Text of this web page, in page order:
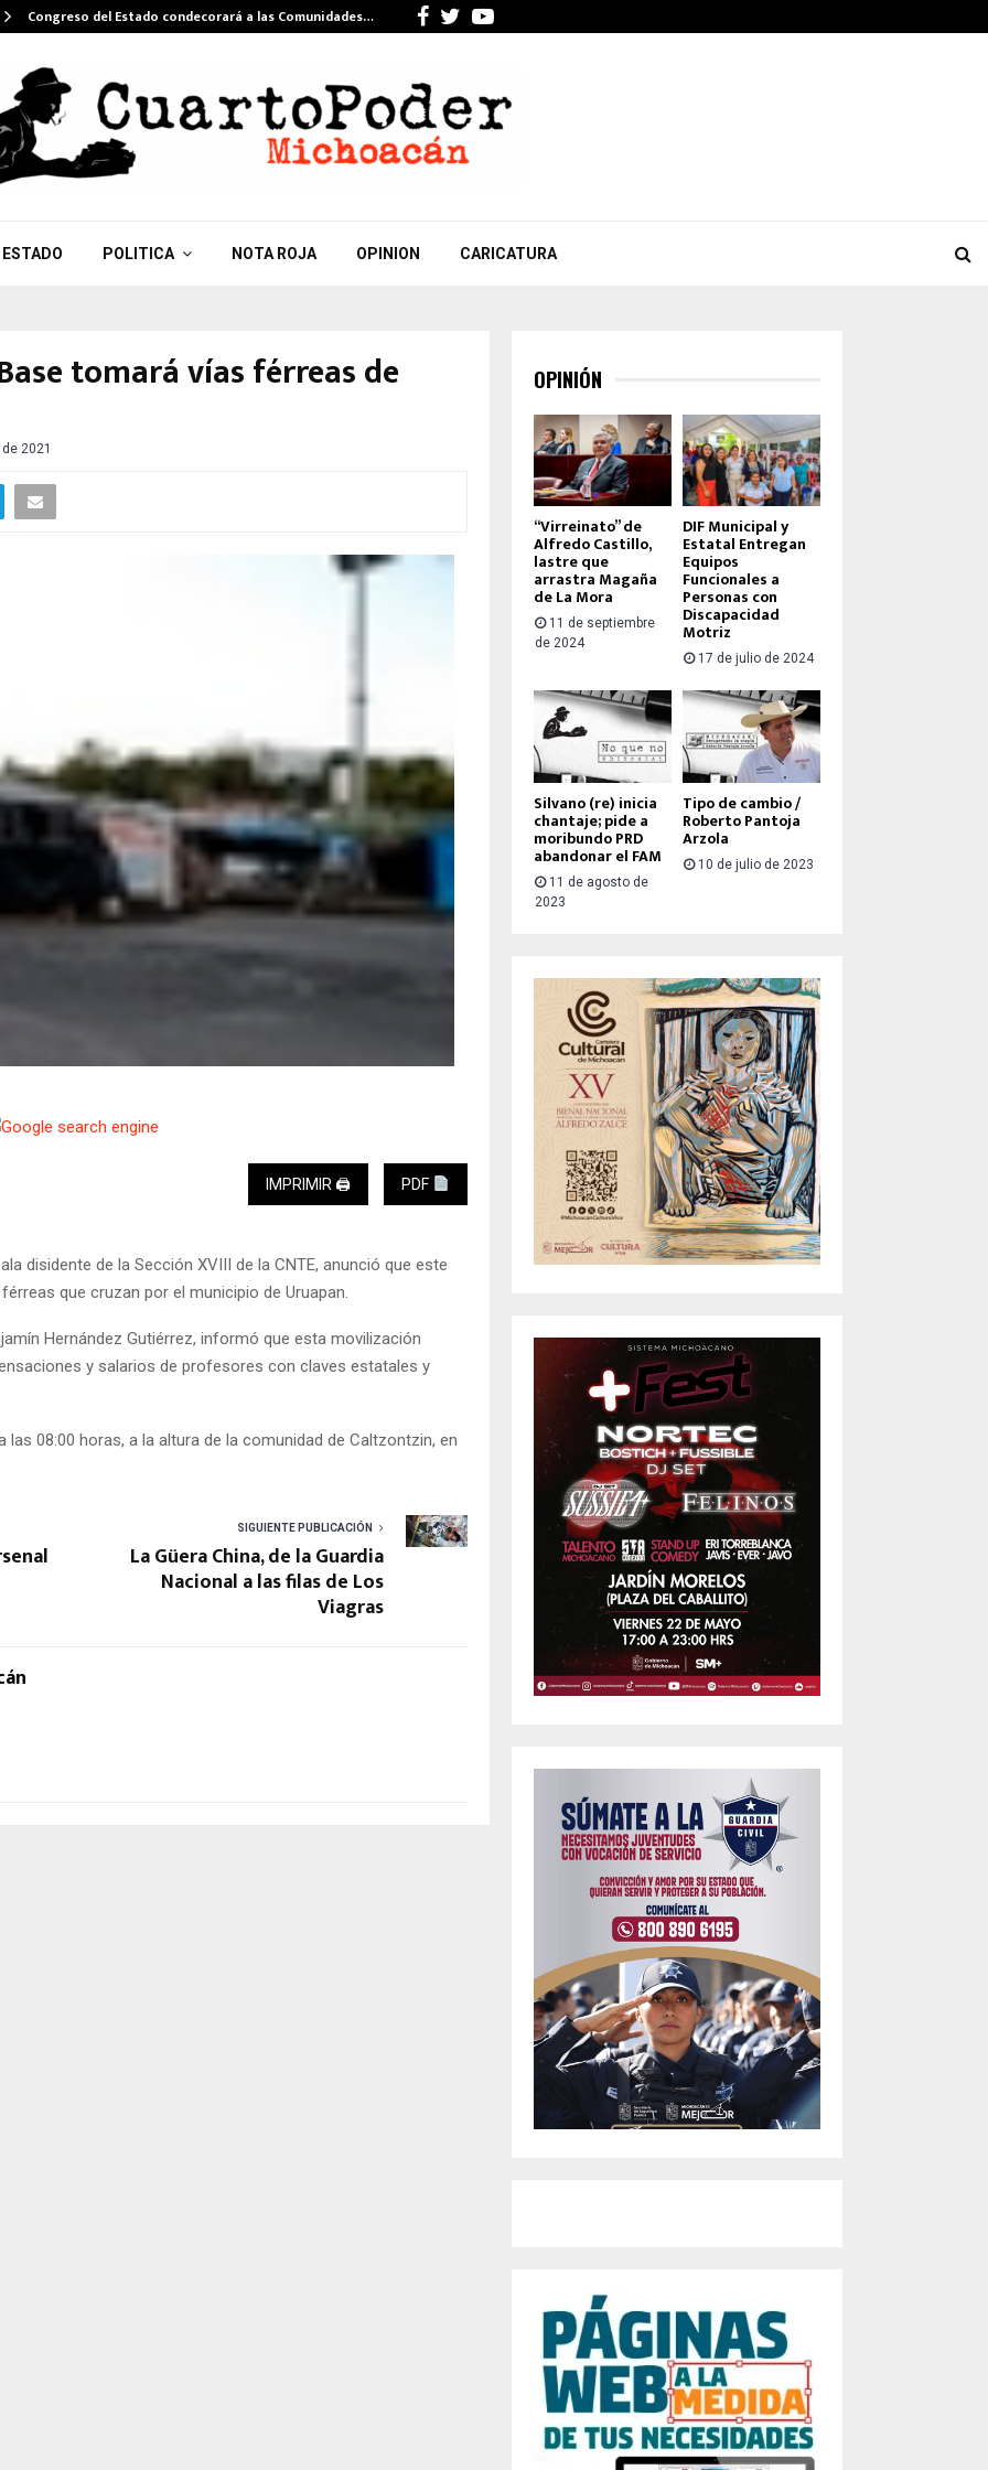
Congreso del Estado condecorará a las Comunidades… Facebook
TwitterYoutube
ESTADO POLITICA NOTA ROJA OPINION CARICATURA
tomará vías férreas de
2021
IMPRIMIR 🖨 PDF
disidente de la Sección XVIII de la CNTE, anunció que este
que cruzan por el municipio de Uruapan.
Hernández Gutiérrez, informó que esta movilización
y salarios de profesores con claves estatales y
08:00 horas, a la altura de la comunidad de Caltzontzin, en
SIGUIENTE PUBLICACIÓN
La Güera China, de la Guardia
Nacional a las filas de Los
Viagras
OPINIÓN
“Virreinato” de
Alfredo Castillo,
lastre que
arrastra Magaña
de La Mora
11 de septiembre
de 2024
DIF Municipal y
Estatal Entregan
Equipos
Funcionales a
Personas con
Discapacidad
Motriz
17 de julio de 2024
Silvano (re) inicia
chantaje; pide a
moribundo PRD
abandonar el FAM
11 de agosto de
2023
Tipo de cambio /
Roberto Pantoja
Arzola
10 de julio de 2023